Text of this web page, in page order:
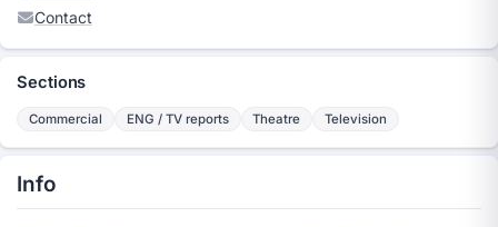
Contact
Sections
Commercial ENG / TV reports Theatre Television
Info